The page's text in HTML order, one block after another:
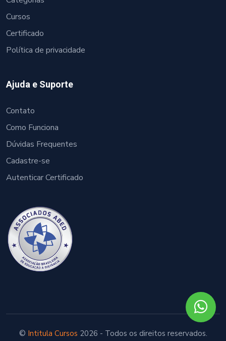
Cursos
Certificado
Política de privacidade
Ajuda e Suporte
Contato
Como Funciona
Dúvidas Frequentes
Cadastre-se
Autenticar Certificado
© Intitula Cursos 2026 - Todos os direitos reservados.